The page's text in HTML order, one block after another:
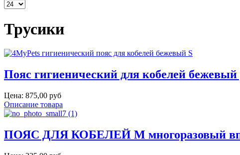
Трусики
Пояс гигиенический для кобелей бежевый
Цена: 875,00 руб
Описание товара
ПОЯС ДЛЯ КОБЕЛЕЙ M многоразовый